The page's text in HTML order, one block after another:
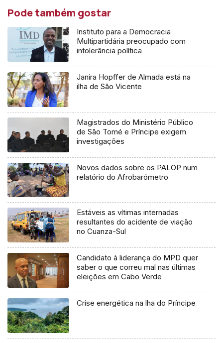
Pode também gostar
Instituto para a Democracia
Multipartidária preocupado com
intolerância política
Janira Hopffer de Almada está na
ilha de São Vicente
Magistrados do Ministério Público
de São Tomé e Príncipe exigem
investigações
Novos dados sobre os PALOP num
relatório do Afrobarómetro
Estáveis as vítimas internadas
resultantes do acidente de viação
no Cuanza-Sul
Candidato à liderança do MPD quer
saber o que correu mal nas últimas
eleições em Cabo Verde
Crise energética na lha do Príncipe